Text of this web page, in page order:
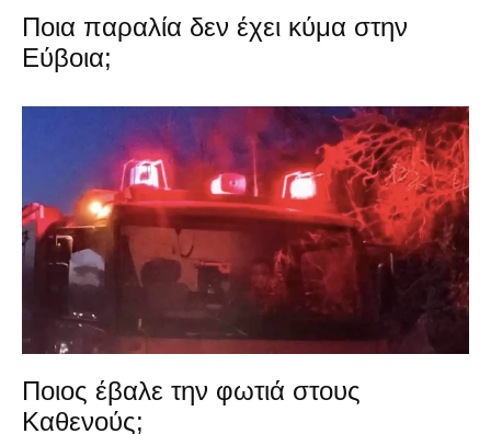
Ποια παραλία δεν έχει κύμα στην
Εύβοια;
Ποιος έβαλε την φωτιά στους
Καθενούς;